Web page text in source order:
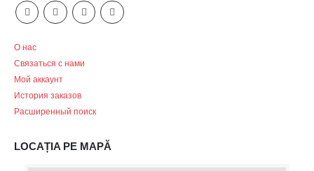
О нас
Связаться с нами
Мой аккаунт
История заказов
Расширенный поиск
LOCAȚIA PE MAPĂ